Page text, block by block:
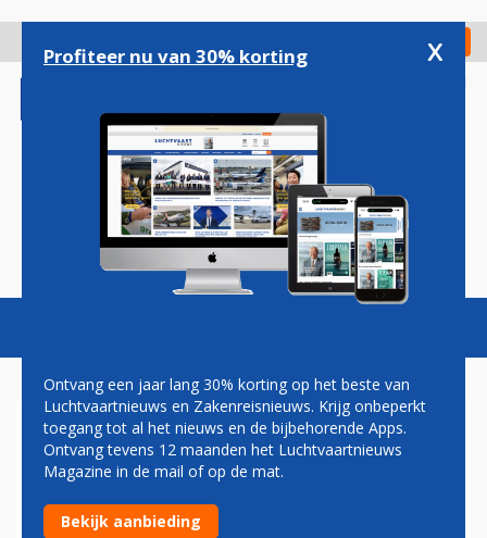
gaan
Check in
Magazine Podcasts Vacatures
AIRBUS A330NEO
DONDERDAG VOOR HET
EERST DE LUCHT IN
Profiteer nu van 30% korting x
Ontvang een jaar lang 30% korting op het beste van
Luchtvaartnieuws en Zakenreisnieuws. Krijg onbeperkt
toegang tot al het nieuws en de bijbehorende Apps.
Ontvang tevens 12 maanden het Luchtvaartnieuws
Magazine in de mail of op de mat.
Bekijk aanbieding